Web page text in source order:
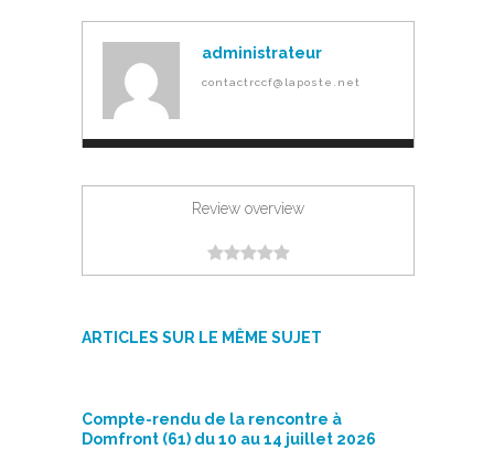
administrateur
contactrccf@laposte.net
Review overview
ARTICLES SUR LE MÊME SUJET
Compte-rendu de la rencontre à
Domfront (61) du 10 au 14 juillet 2026